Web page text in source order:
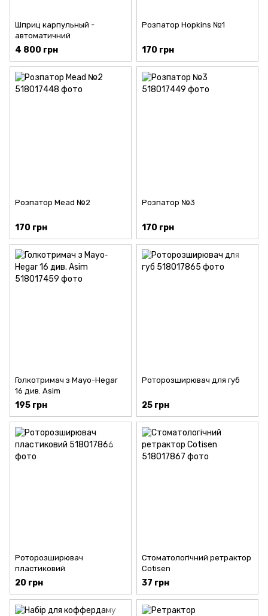
Шприц карпульный -
автоматичний
4 800 грн
Розпатор Hopkins №1
170 грн
Розпатор Mead №2
170 грн
Розпатор №3
170 грн
Голкотримач з Mayo-Hegar
16 див. Asim
195 грн
Роторозширювач для губ
25 грн
Роторозширювач
пластиковий
20 грн
Стоматологічний ретрактор
Cotisen
37 грн